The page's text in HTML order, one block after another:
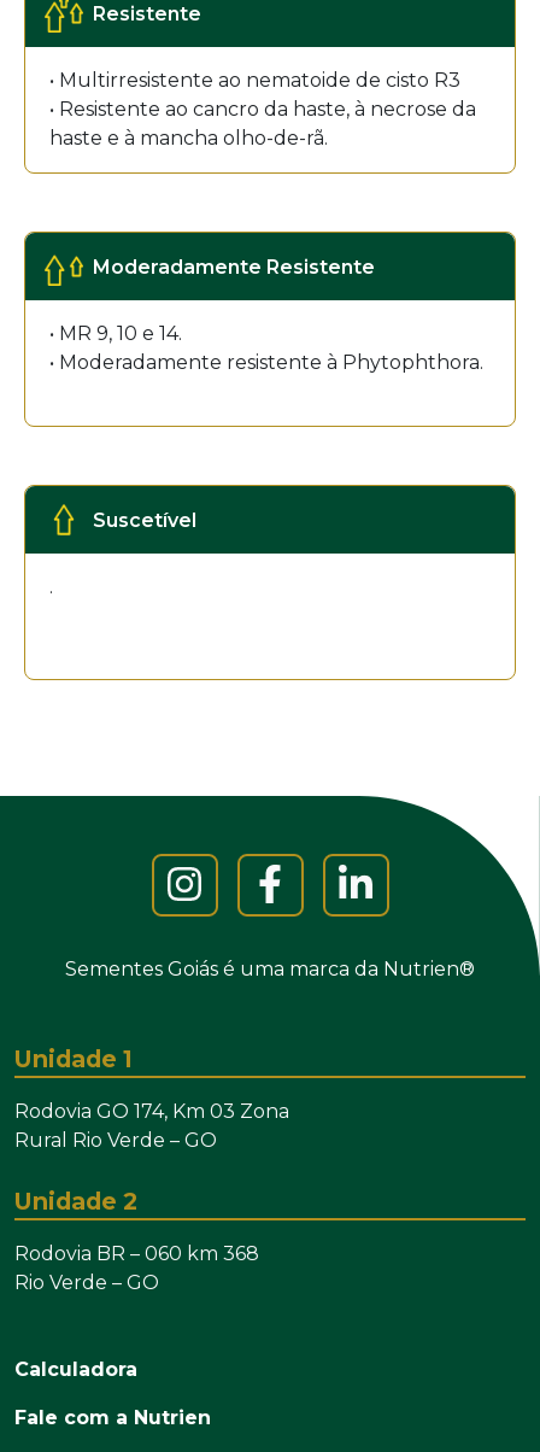
Resistente
• Multirresistente ao nematoide de cisto R3
• Resistente ao cancro da haste, à necrose da
haste e à mancha olho-de-rã.
Moderadamente Resistente
• MR 9, 10 e 14.
• Moderadamente resistente à Phytophthora.
Suscetível
.
Sementes Goiás é uma marca da Nutrien®
Unidade 1
Rodovia GO 174, Km 03 Zona
Rural Rio Verde – GO
Unidade 2
Rodovia BR – 060 km 368
Rio Verde – GO
Rodapé
Calculadora
Fale com a Nutrien